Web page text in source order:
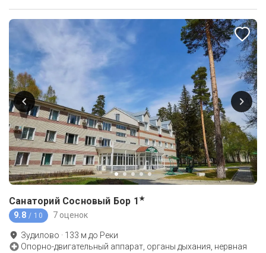
Санаторий Сосновый Бор 1★
9.8 / 10 7 оценок
Зудилово · 133 м до Реки
Опорно-двигательный аппарат, органы дыхания, нервная